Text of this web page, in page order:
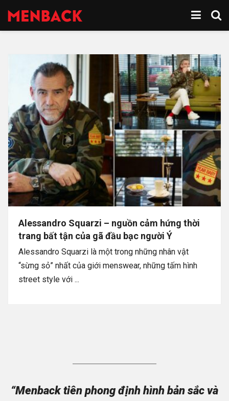
Alessandro Squarzi – nguồn cảm hứng thời
trang bất tận của gã đầu bạc người Ý
Alessandro Squarzi là một trong những nhân vật
“sừng sỏ” nhất của giới menswear, những tấm hình
street style với ...
“Menback tiên phong định hình bản sắc và